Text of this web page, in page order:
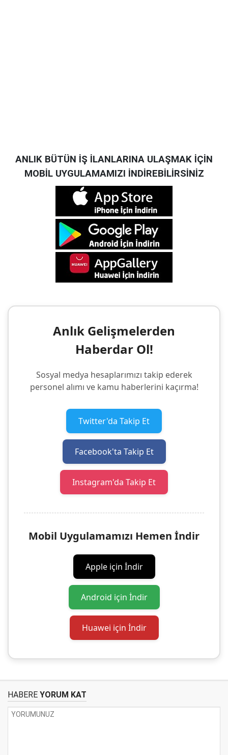
ANLIK BÜTÜN İŞ İLANLARINA ULAŞMAK İÇİN
MOBİL UYGULAMAMIZI İNDİREBİLİRSİNİZ
Anlık Gelişmelerden
Haberdar Ol!
Sosyal medya hesaplarımızı takip ederek
personel alımı ve kamu haberlerini kaçırma!
Twitter'da Takip Et
Facebook'ta Takip Et
Instagram'da Takip Et
Mobil Uygulamamızı Hemen İndir
Apple için İndir
Android için İndir
Huawei için İndir
HABERE YORUM KAT